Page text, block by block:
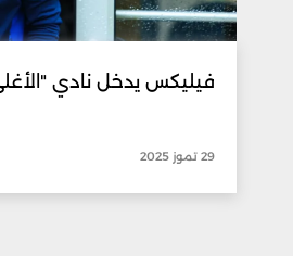
فيليكس يدخل نادي
29 تموز 2025